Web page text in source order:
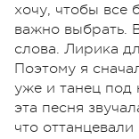
хочу, чтобы все
важно выбрать.
слова. Лирика
Поэтому я
уже и танец под
эта песня
что